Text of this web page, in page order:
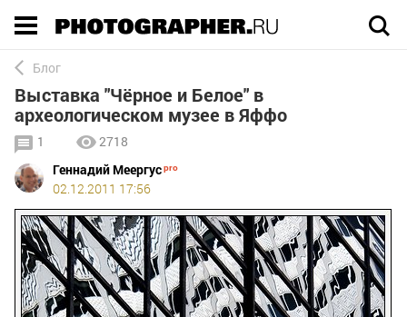
Блог
Выставка "Чёрное и Белое" в
археологическом музее в Яффо
1
2718
Геннадий Меергус
02.12.2011 17:56